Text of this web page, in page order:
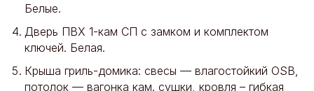
Белые.
Дверь ПВХ 1-кам СП с замком и комплектом
ключей. Белая.
Крыша гриль-домика: свесы — влагостойкий OSB,
потолок — вагонка кам. сушки, кровля – гибкая